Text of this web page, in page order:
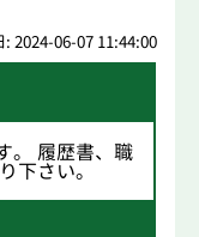
: 2024-06-07 11:44:00
。 履歴書、職
下さい。